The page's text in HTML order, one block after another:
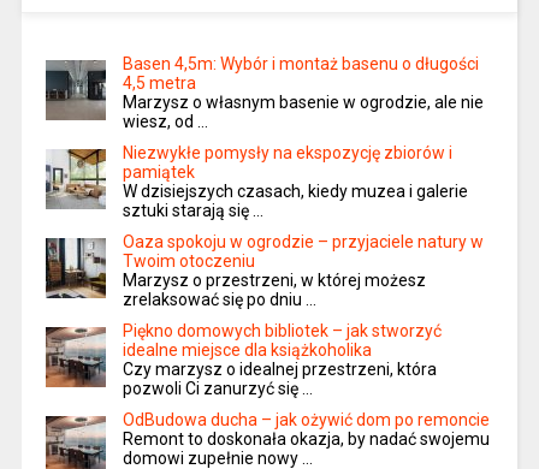
Basen 4,5m: Wybór i montaż basenu o długości
4,5 metra
Marzysz o własnym basenie w ogrodzie, ale nie
wiesz, od …
Niezwykłe pomysły na ekspozycję zbiorów i
pamiątek
W dzisiejszych czasach, kiedy muzea i galerie
sztuki starają się …
Oaza spokoju w ogrodzie – przyjaciele natury w
Twoim otoczeniu
Marzysz o przestrzeni, w której możesz
zrelaksować się po dniu …
Piękno domowych bibliotek – jak stworzyć
idealne miejsce dla książkoholika
Czy marzysz o idealnej przestrzeni, która
pozwoli Ci zanurzyć się …
OdBudowa ducha – jak ożywić dom po remoncie
Remont to doskonała okazja, by nadać swojemu
domowi zupełnie nowy …